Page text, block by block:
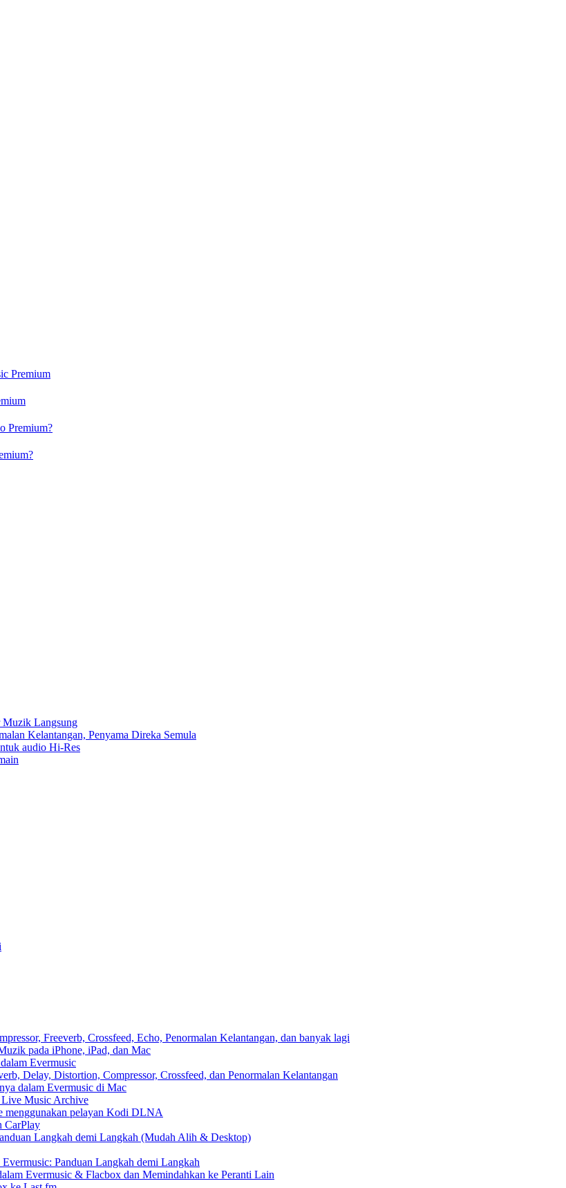
Premium
Premium?
Muzik Langsung
Kelantangan, Penyama Direka Semula
audio Hi-Res
Freeverb, Crossfeed, Echo, Penormalan Kelantangan, dan banyak lagi
pada iPhone, iPad, dan Mac
Evermusic
Delay, Distortion, Compressor, Crossfeed, dan Penormalan Kelantangan
dalam Evermusic di Mac
Live Music Archive
menggunakan pelayan Kodi DLNA
CarPlay
Langkah demi Langkah (Mudah Alih & Desktop)
Panduan Langkah demi Langkah
Evermusic & Flacbox dan Memindahkan ke Peranti Lain